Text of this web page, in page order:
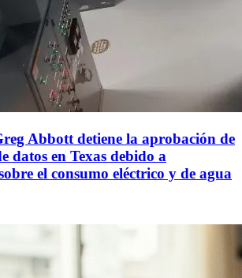
Abbott detiene la aprobación de
datos en Texas debido a
el consumo eléctrico y de agua